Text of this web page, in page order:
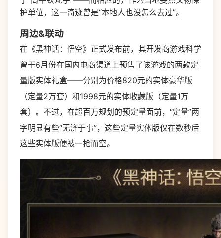
护单位，这一奇迹曾是“本地人也没怎么去过”。
周边&联动
在《黑神话：悟空》正式发布前，其开发商游戏科学
曾于6月份在国内电商渠道上预售了该游戏的两款定
量版实体礼盒——分别为价格820元的实体豪华版
（定量2万套）和1998元的实体收藏版（定量1万
套）。不过，在超百万规划的预定量面前，“定量”两
字明显有些“无济于事”，这些定量实体版仅在数秒后
这些实体版便被一抢而空。